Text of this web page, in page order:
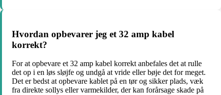
Hvordan opbevarer jeg et 32 amp kabel
korrekt?
For at opbevare et 32 amp kabel korrekt anbefales det at rulle
det op i en løs sløjfe og undgå at vride eller bøje det for meget.
Det er bedst at opbevare kablet på en tør og sikker plads, væk
fra direkte sollys eller varmekilder, der kan forårsage skade på